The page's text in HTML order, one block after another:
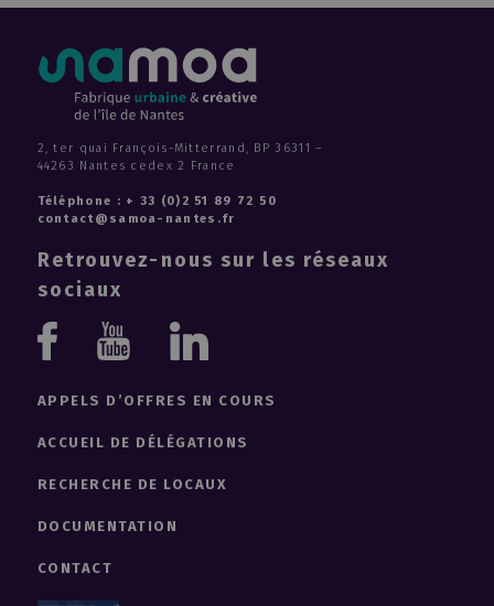
L'Île Rouge
Maison de l'avocat
Les Terrasses de L'île
Les Nefs
Les Machines de l'île
Insula
Habiter les quais I
Iliana
Île Extenso
Aethica
Zero Newton®
Ehundura
École supérieure d'architecture de Nantes (Ensan)
Cours Saint - Vincent
Cos'yle
2, ter quai François-Mitterrand, BP 36311 –
44263 Nantes cedex 2 France
Téléphone : + 33 (0)2 51 89 72 50
contact@samoa-nantes.fr
Retrouvez-nous sur les réseaux
sociaux
YoutubeLinkedin
APPELS D’OFFRES EN COURS
ACCUEIL DE DÉLÉGATIONS
RECHERCHE DE LOCAUX
DOCUMENTATION
CONTACT